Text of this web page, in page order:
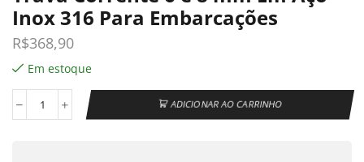
Inox 316 Para Embarcações
R$368,90
Em estoque
ADICIONAR AO CARRINHO